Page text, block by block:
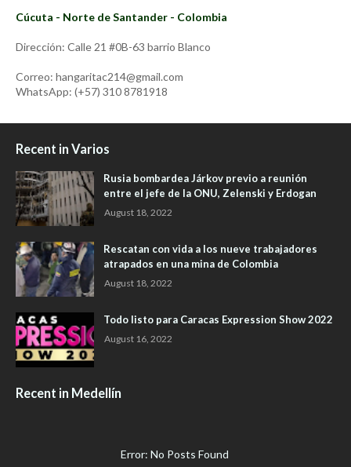
Cúcuta - Norte de Santander - Colombia
Dirección: Calle 21 #0B-63 barrio Blanco
Correo: hangaritac214@gmail.com
WhatsApp: (+57) 310 8781918
Recent in Varios
Rusia bombardea Járkov previo a reunión
entre el jefe de la ONU, Zelenski y Erdogan
August 18, 2022
Rescatan con vida a los nueve trabajadores
atrapados en una mina de Colombia
August 18, 2022
Todo listo para Caracas Expression Show 2022
August 16, 2022
Recent in Medellín
Error: No Posts Found